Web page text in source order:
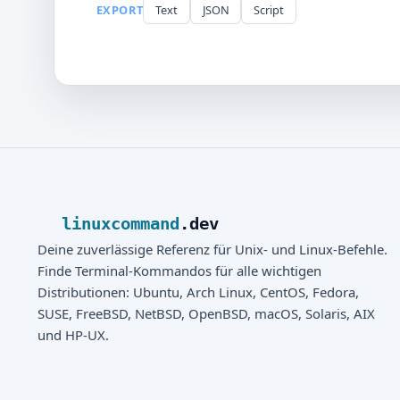
EXPORT Text JSON Script
linuxcommand .dev
Deine zuverlässige Referenz für Unix- und Linux-Befehle.
Finde Terminal-Kommandos für alle wichtigen
Distributionen: Ubuntu, Arch Linux, CentOS, Fedora,
SUSE, FreeBSD, NetBSD, OpenBSD, macOS, Solaris, AIX
und HP-UX.